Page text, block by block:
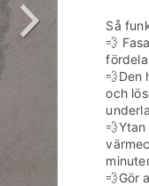
Så
💨
💨Den
och
💨Gör